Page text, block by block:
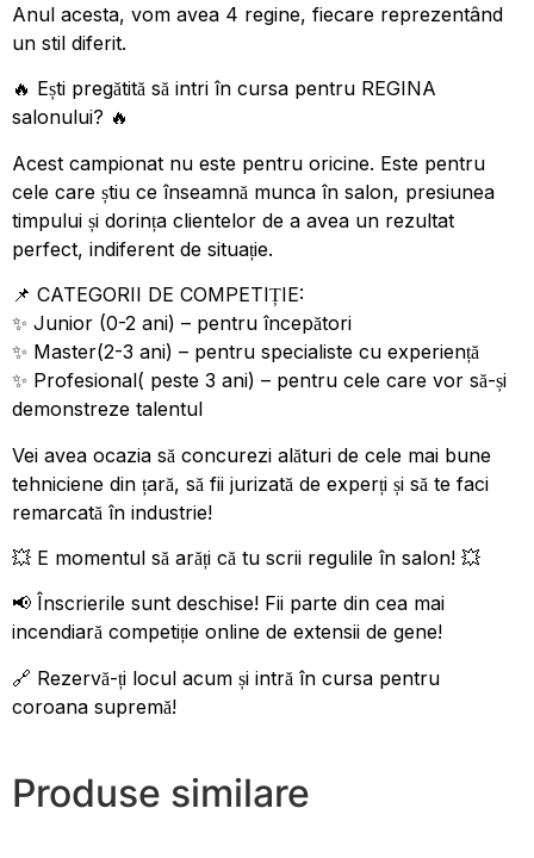
Anul acesta, vom avea 4 regine, fiecare reprezentând
un stil diferit.
🔥 Ești pregătită să intri în cursa pentru REGINA
salonului? 🔥
Acest campionat nu este pentru oricine. Este pentru
cele care știu ce înseamnă munca în salon, presiunea
timpului și dorința clientelor de a avea un rezultat
perfect, indiferent de situație.
📌 CATEGORII DE COMPETIȚIE:
✨ Junior (0-2 ani) – pentru începători
✨ Master(2-3 ani) – pentru specialiste cu experiență
✨ Profesional( peste 3 ani) – pentru cele care vor să-și
demonstreze talentul
Vei avea ocazia să concurezi alături de cele mai bune
tehniciene din țară, să fii jurizată de experți și să te faci
remarcată în industrie!
💥 E momentul să arăți că tu scrii regulile în salon! 💥
📢 Înscrierile sunt deschise! Fii parte din cea mai
incendiară competiție online de extensii de gene!
🔗 Rezervă-ți locul acum și intră în cursa pentru
coroana supremă!
Produse similare